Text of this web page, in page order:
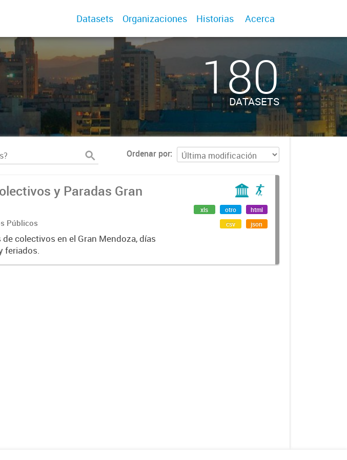
Datasets Organizaciones Historias Acerca
180
DATASETS
Ordenar por
y Paradas Gran
Públicos
colectivos en el Gran Mendoza, días
feriados.
xls otro
html
csv
json